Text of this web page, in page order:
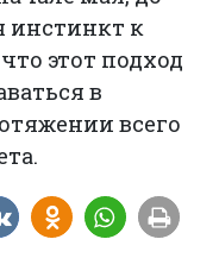
инстинкт к
этот подход
в
всего